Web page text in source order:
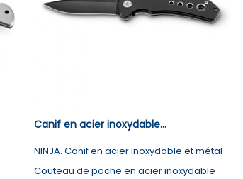
Canif en acier inoxydable...
NINJA. Canif en acier inoxydable et métal
Couteau de poche en acier inoxydable